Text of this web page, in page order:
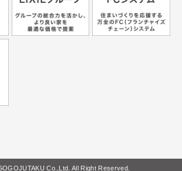
Co.,Ltd. All Right Reserved.